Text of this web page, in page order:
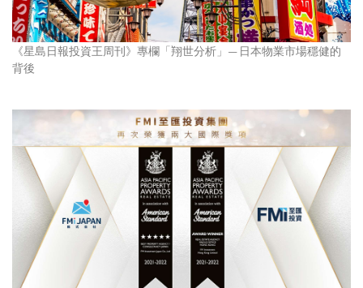
《星島日報投資王周刊》專欄「翔世分析」— 日本物業市場穩健的
背後